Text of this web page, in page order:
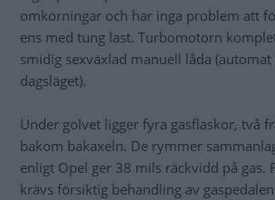
omkörningar och har inga problem att
ens med tung last. Turbomotorn
smidig sexväxlad manuell låda
dagsläget).
Under golvet ligger fyra gasflaskor, två
bakom bakaxeln. De rymmer
enligt Opel ger 38 mils räckvidd på gas.
krävs försiktig behandling av